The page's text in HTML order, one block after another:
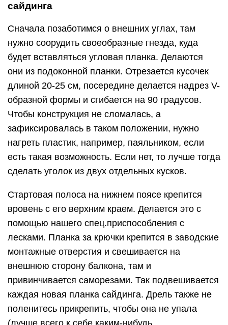
сайдинга
Сначала позаботимся о внешних углах, там
нужно соорудить своеобразные гнезда, куда
будет вставляться угловая планка. Делаются
они из подоконной планки. Отрезается кусочек
длиной 20-25 см, посередине делается надрез V-
образной формы и сгибается на 90 градусов.
Чтобы конструкция не сломалась, а
зафиксировалась в таком положении, нужно
нагреть пластик, например, паяльником, если
есть такая возможность. Если нет, то лучше тогда
сделать уголок из двух отдельных кусков.
Стартовая полоса на нижнем поясе крепится
вровень с его верхним краем. Делается это с
помощью нашего спец.приспособления с
лесками. Планка за крючки крепится в заводские
монтажные отверстия и свешивается на
внешнюю сторону балкона, там и
привинчивается саморезами. Так подвешивается
каждая новая планка сайдинга. Дрель также не
поленитесь прикрепить, чтобы она не упала